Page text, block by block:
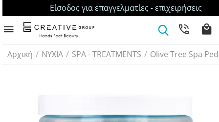
Είσοδος για επαγγελματίες - επιχειρήσεις
Αρχική / ΝΥΧΙΑ / SPA - TREATMENTS / Olive Tree Spa